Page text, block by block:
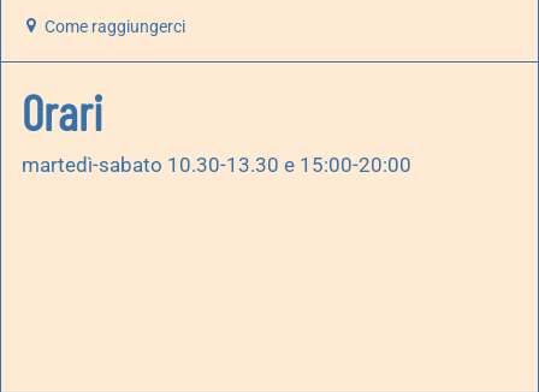
Come raggiungerci
Orari
martedì-sabato 10.30-13.30 e 15:00-20:00